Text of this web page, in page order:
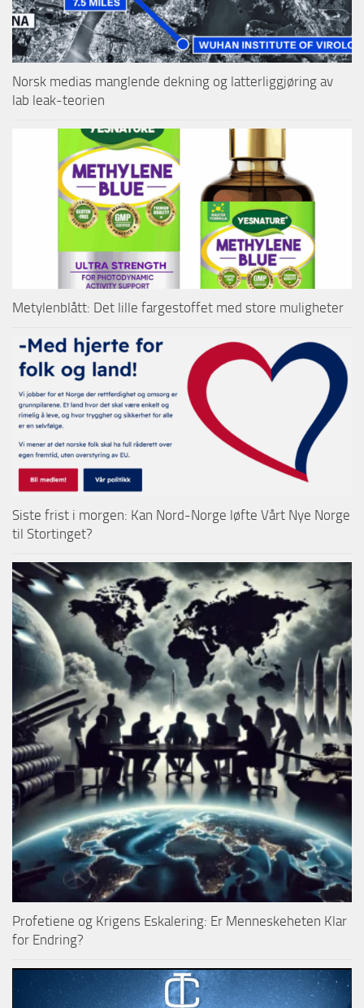
Norsk medias manglende dekning og latterliggjøring av
lab leak-teorien
Metylenblått: Det lille fargestoffet med store muligheter
Siste frist i morgen: Kan Nord-Norge løfte Vårt Nye Norge
til Stortinget?
Profetiene og Krigens Eskalering: Er Menneskeheten Klar
for Endring?